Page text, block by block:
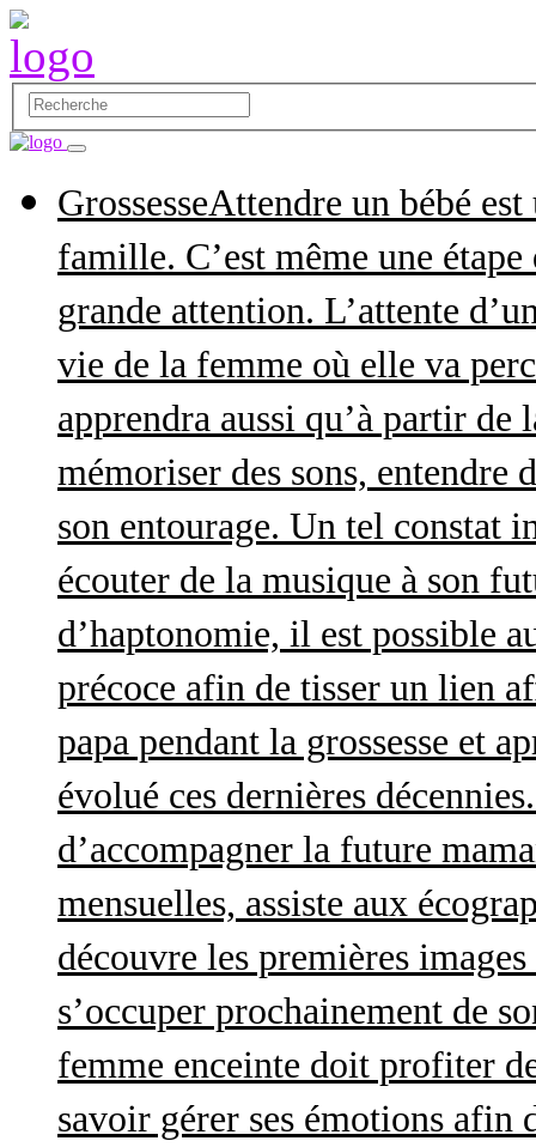
GrossesseAttendre un bébé
famille. C’est même une
grande attention. L’attente
vie de la femme où elle va
apprendra aussi qu’à partir
mémoriser des sons, entendre
son entourage. Un tel constat
écouter de la musique à son
d’haptonomie, il est possible
précoce afin de tisser un lien
papa pendant la grossesse et
évolué ces dernières
d’accompagner la future
mensuelles, assiste aux
découvre les premières
s’occuper prochainement de
femme enceinte doit profiter
savoir gérer ses émotions